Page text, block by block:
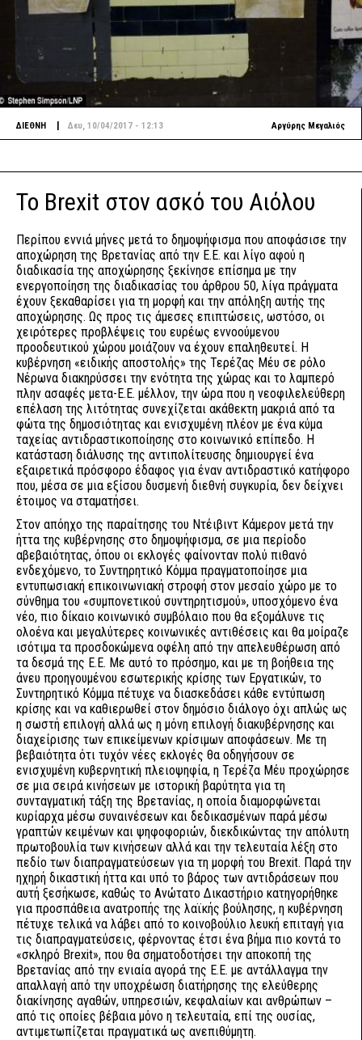
ΔΙΕΘΝΗ Δευ, 10/04/2017 - 12:13 Αργύρης Μεγαλιός
Το Brexit στον ασκό του Αιόλου
Περίπου εννιά μήνες μετά το δημοψήφισμα που αποφάσισε την
αποχώρηση της Βρετανίας από την Ε.Ε. και λίγο αφού η
διαδικασία της αποχώρησης ξεκίνησε επίσημα με την
ενεργοποίηση της διαδικασίας του άρθρου 50, λίγα πράγματα
έχουν ξεκαθαρίσει για τη μορφή και την απόληξη αυτής της
αποχώρησης. Ως προς τις άμεσες επιπτώσεις, ωστόσο, οι
χειρότερες προβλέψεις του ευρέως εννοούμενου
προοδευτικού χώρου μοιάζουν να έχουν επαληθευτεί. Η
κυβέρνηση «ειδικής αποστολής» της Τερέζας Μέυ σε ρόλο
Νέρωνα διακηρύσσει την ενότητα της χώρας και το λαμπερό
πλην ασαφές μετα-Ε.Ε. μέλλον, την ώρα που η νεοφιλελεύθερη
επέλαση της λιτότητας συνεχίζεται ακάθεκτη μακριά από τα
φώτα της δημοσιότητας και ενισχυμένη πλέον με ένα κύμα
ταχείας αντιδραστικοποίησης στο κοινωνικό επίπεδο. Η
κατάσταση διάλυσης της αντιπολίτευσης δημιουργεί ένα
εξαιρετικά πρόσφορο έδαφος για έναν αντιδραστικό κατήφορο
που, μέσα σε μια εξίσου δυσμενή διεθνή συγκυρία, δεν δείχνει
έτοιμος να σταματήσει.
Στον απόηχο της παραίτησης του Ντέιβιντ Κάμερον μετά την
ήττα της κυβέρνησης στο δημοψήφισμα, σε μια περίοδο
αβεβαιότητας, όπου οι εκλογές φαίνονταν πολύ πιθανό
ενδεχόμενο, το Συντηρητικό Κόμμα πραγματοποίησε μια
εντυπωσιακή επικοινωνιακή στροφή στον μεσαίο χώρο με το
σύνθημα του «συμπονετικού συντηρητισμού», υποσχόμενο ένα
νέο, πιο δίκαιο κοινωνικό συμβόλαιο που θα εξομάλυνε τις
ολοένα και μεγαλύτερες κοινωνικές αντιθέσεις και θα μοίραζε
ισότιμα τα προσδοκώμενα οφέλη από την απελευθέρωση από
τα δεσμά της Ε.Ε. Με αυτό το πρόσημο, και με τη βοήθεια της
άνευ προηγουμένου εσωτερικής κρίσης των Εργατικών, το
Συντηρητικό Κόμμα πέτυχε να διασκεδάσει κάθε εντύπωση
κρίσης και να καθιερωθεί στον δημόσιο διάλογο όχι απλώς ως
η σωστή επιλογή αλλά ως η μόνη επιλογή διακυβέρνησης και
διαχείρισης των επικείμενων κρίσιμων αποφάσεων. Με τη
βεβαιότητα ότι τυχόν νέες εκλογές θα οδηγήσουν σε
ενισχυμένη κυβερνητική πλειοψηφία, η Τερέζα Μέυ προχώρησε
σε μια σειρά κινήσεων με ιστορική βαρύτητα για τη
συνταγματική τάξη της Βρετανίας, η οποία διαμορφώνεται
κυρίαρχα μέσω συναινέσεων και δεδικασμένων παρά μέσω
γραπτών κειμένων και ψηφοφοριών, διεκδικώντας την απόλυτη
πρωτοβουλία των κινήσεων αλλά και την τελευταία λέξη στο
πεδίο των διαπραγματεύσεων για τη μορφή του Brexit. Παρά την
ηχηρή δικαστική ήττα και υπό το βάρος των αντιδράσεων που
αυτή ξεσήκωσε, καθώς το Ανώτατο Δικαστήριο κατηγορήθηκε
για προσπάθεια ανατροπής της λαϊκής βούλησης, η κυβέρνηση
πέτυχε τελικά να λάβει από το κοινοβούλιο λευκή επιταγή για
τις διαπραγματεύσεις, φέρνοντας έτσι ένα βήμα πιο κοντά το
«σκληρό Brexit», που θα σηματοδοτήσει την αποκοπή της
Βρετανίας από την ενιαία αγορά της Ε.Ε. με αντάλλαγμα την
απαλλαγή από την υποχρέωση διατήρησης της ελεύθερης
διακίνησης αγαθών, υπηρεσιών, κεφαλαίων και ανθρώπων –
από τις οποίες βέβαια μόνο η τελευταία, επί της ουσίας,
αντιμετωπίζεται πραγματικά ως ανεπιθύμητη.